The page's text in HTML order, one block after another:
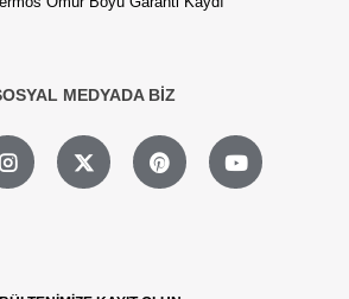
MEDYADA BİZ